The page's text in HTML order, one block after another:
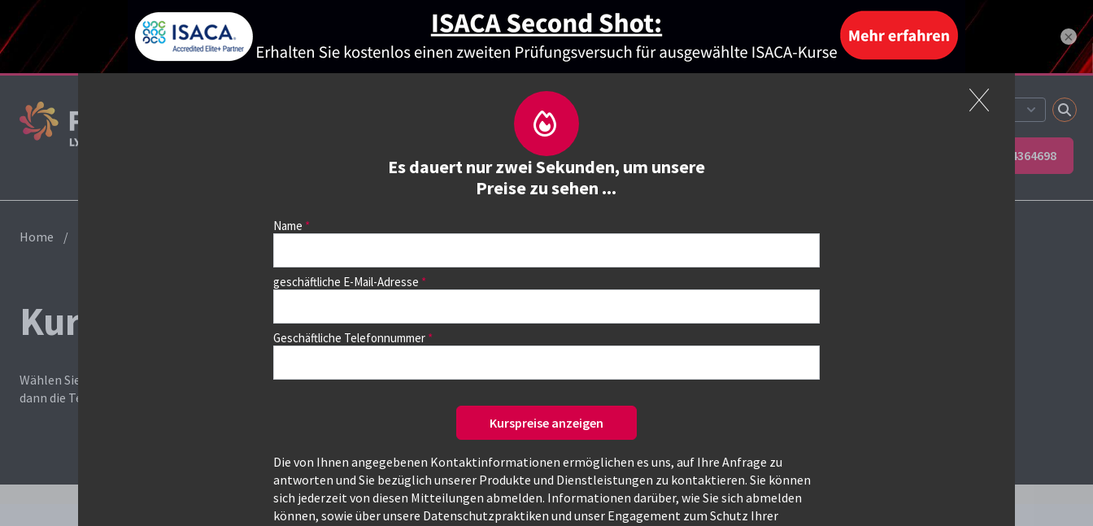
Über uns Kurse Kurs buchen 06623 4364698
Es dauert nur zwei Sekunden, um unsere
Preise zu sehen ...
Name
geschäftliche E-Mail-Adresse
Geschäftliche Telefonnummer
Kurspreise anzeigen
Die von Ihnen angegebenen Kontaktinformationen ermöglichen es uns, auf Ihre Anfrage zu
antworten und Sie bezüglich unserer Produkte und Dienstleistungen zu kontaktieren. Sie können
sich jederzeit von diesen Mitteilungen abmelden. Informationen darüber, wie Sie sich abmelden
können, sowie über unsere Datenschutzpraktiken und unser Engagement zum Schutz Ihrer
Home
Kurs buchen
Wählen Sie zunächst einen Kurs aus der Liste unten aus. Auf dem nächsten Seite können Sie
dann die Termine auswählen.
×